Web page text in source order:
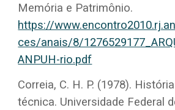
Memória e Patrimônio.
https://
ces/anais/8/
ANPUH-rio.pdf
Correia, C. H. P. (1978).
técnica. Universidade Federal